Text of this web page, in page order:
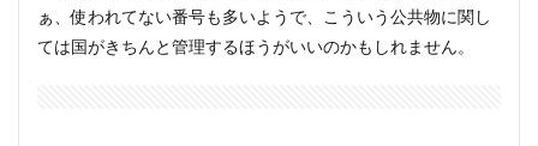
ぁ、使われてない番号も多いようで、こういう公共物に関し
ては国がきちんと管理するほうがいいのかもしれません。